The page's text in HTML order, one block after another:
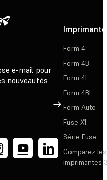
e-mail pour
nouveautés
Inscription
Form 4
Form 4B
Form 4L
Form 4BL
Form Auto
Fuse X1
Série Fuse
Comparez les
imprimantes